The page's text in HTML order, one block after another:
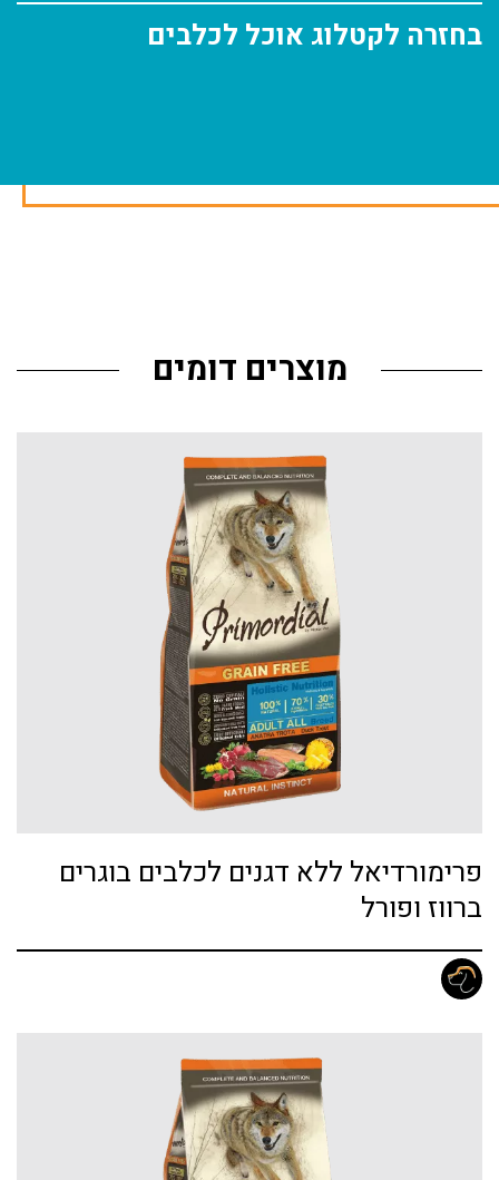
בחזרה לקטלוג אוכל לכלבים
מוצרים דומים
פרימורדיאל ללא דגנים לכלבים בוגרים
ברווז ופורל